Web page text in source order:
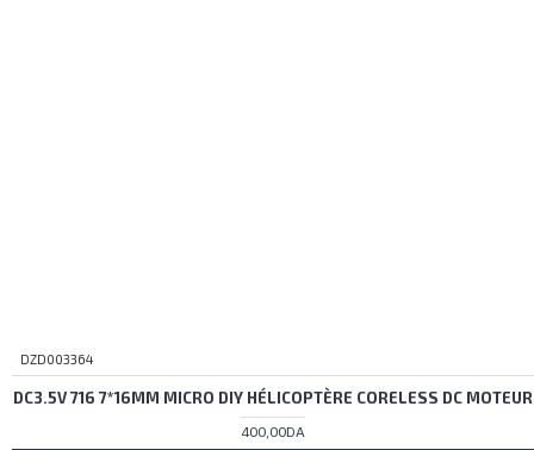
DZD003364
DC3.5V 716 7*16MM MICRO DIY HÉLICOPTÈRE CORELESS DC MOTEUR
400,00DA